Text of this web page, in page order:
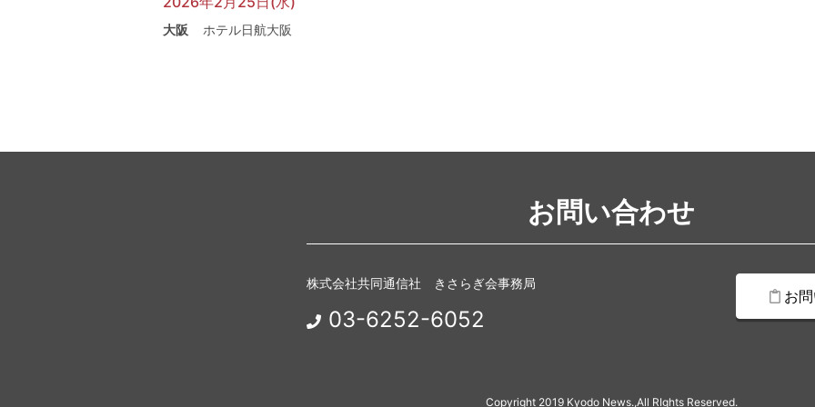
大阪 ホテル日航大阪
お問い合わせ
株式会社共同通信社 きさらぎ会事務局
03-6252-6052
お
Copyright 2019 Kyodo News.,All RIghts Reserved.